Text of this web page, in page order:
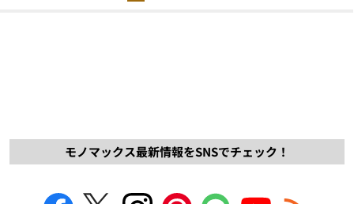
モノマックス最新情報をSNSでチェック！